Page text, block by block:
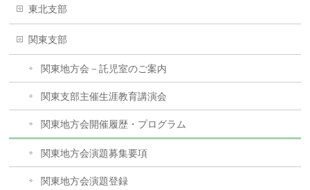
東北支部
関東支部
関東地方会－託児室のご案内
関東支部主催生涯教育講演会
関東地方会開催履歴・プログラム
関東地方会演題募集要項
関東地方会演題登録